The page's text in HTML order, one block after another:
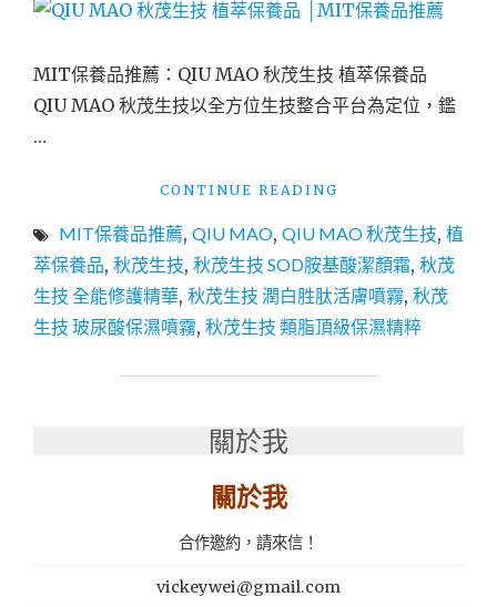
MIT保養品推薦：QIU MAO 秋茂生技 植萃保養品
QIU MAO 秋茂生技以全方位生技整合平台為定位，鑑
…
CONTINUE READING
秋
茂
技
植
保
MIT保養品推薦, QIU MAO, QIU MAO 秋茂生技, 植
萃保養品, 秋茂生技, 秋茂生技 SOD胺基酸潔顏霜, 秋茂
生技 全能修護精華, 秋茂生技 潤白胜肽活膚噴霧, 秋茂
生技 玻尿酸保濕噴霧, 秋茂生技 類脂頂級保濕精粹
關於我
關於我
合作邀約，請來信！
vickeywei@gmail.com